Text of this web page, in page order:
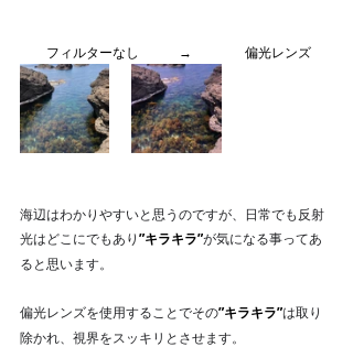
フィルターなし　　　→　　　　偏光レンズ
海辺はわかりやすいと思うのですが、日常でも反射
光はどこにでもあり”キラキラ”が気になる事ってあ
ると思います。
偏光レンズを使用することでその”キラキラ”は取り
除かれ、視界をスッキリとさせます。